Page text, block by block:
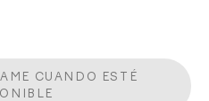
CUANDO ESTÉ